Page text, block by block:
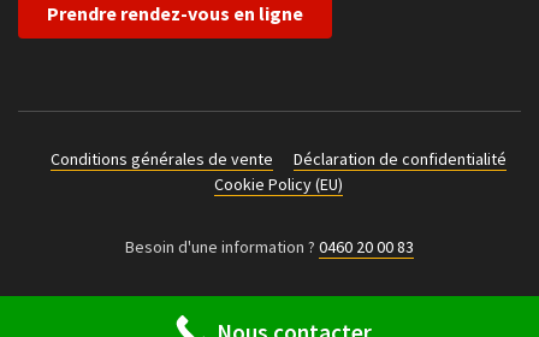
Prendre rendez-vous en ligne
Conditions générales de vente
Déclaration de confidentialité
Cookie Policy (EU)
Besoin d'une information ? 0460 20 00 83